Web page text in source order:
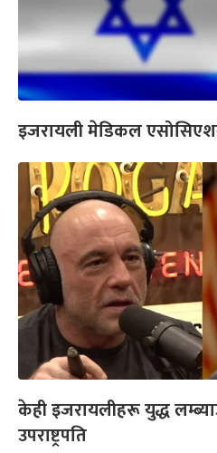
इजरायली मेडिकल
केही इजरायलीहरू युद्ध
उपराष्ट्रपति